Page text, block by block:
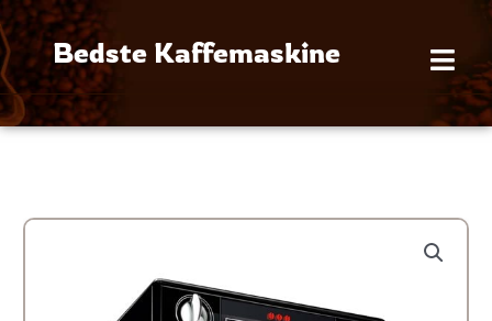
til
indholdetBedste Kaffemaskine